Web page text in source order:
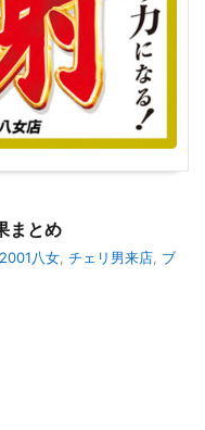
まとめ
八女 チェリ男来店 ブ